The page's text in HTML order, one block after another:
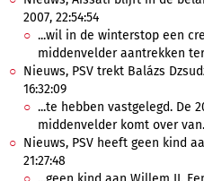
2007, 22:54:54
...wil in de winterstop een
middenvelder aantrekken
Nieuws, PSV trekt Balázs
16:32:09
...te hebben vastgelegd. De
middenvelder komt over
Nieuws, PSV heeft geen kind
21:27:48